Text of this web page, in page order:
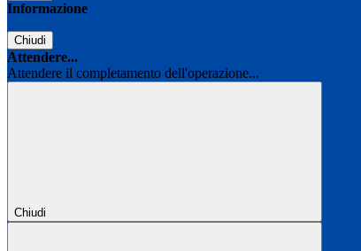
Informazione
Chiudi
Attendere...
Attendere il completamento dell'operazione...
Chiudi